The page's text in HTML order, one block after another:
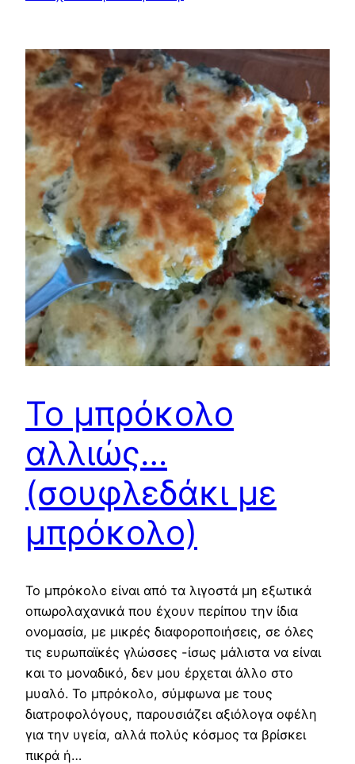
Το μπρόκολο
αλλιώς…
(σουφλεδάκι με
μπρόκολο)
Το μπρόκολο είναι από τα λιγοστά μη εξωτικά
οπωρολαχανικά που έχουν περίπου την ίδια
ονομασία, με μικρές διαφοροποιήσεις, σε όλες
τις ευρωπαϊκές γλώσσες -ίσως μάλιστα να είναι
και το μοναδικό, δεν μου έρχεται άλλο στο
μυαλό. Το μπρόκολο, σύμφωνα με τους
διατροφολόγους, παρουσιάζει αξιόλογα οφέλη
για την υγεία, αλλά πολύς κόσμος τα βρίσκει
πικρά ή…